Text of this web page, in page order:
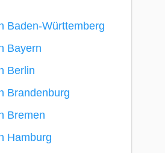
Baden-Württemberg
Bayern
Berlin
Brandenburg
Bremen
Hamburg